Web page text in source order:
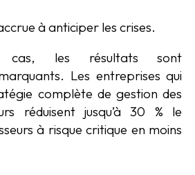
à anticiper les crises.
cas, les résultats sont
Les entreprises qui
complète de gestion des
réduisent jusqu’à 30 % le
à risque critique en moins